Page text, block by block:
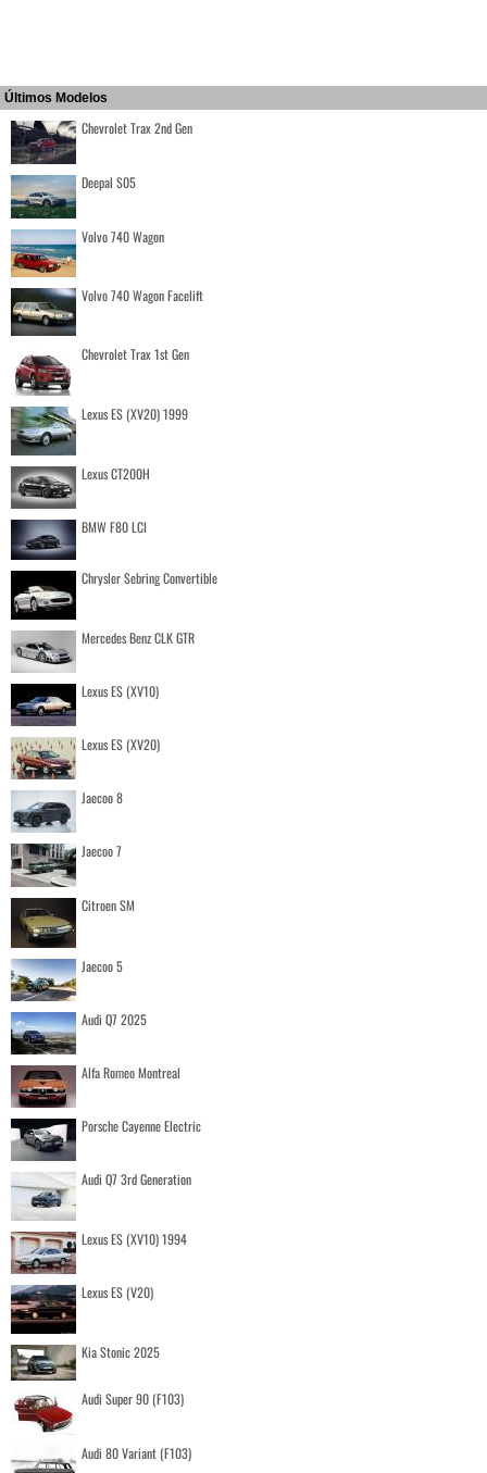
Últimos Modelos
Chevrolet Trax 2nd Gen
Deepal S05
Volvo 740 Wagon
Volvo 740 Wagon Facelift
Chevrolet Trax 1st Gen
Lexus ES (XV20) 1999
Lexus CT200H
BMW F80 LCI
Chrysler Sebring Convertible
Mercedes Benz CLK GTR
Lexus ES (XV10)
Lexus ES (XV20)
Jaecoo 8
Jaecoo 7
Citroen SM
Jaecoo 5
Audi Q7 2025
Alfa Romeo Montreal
Porsche Cayenne Electric
Audi Q7 3rd Generation
Lexus ES (XV10) 1994
Lexus ES (V20)
Kia Stonic 2025
Audi Super 90 (F103)
Audi 80 Variant (F103)